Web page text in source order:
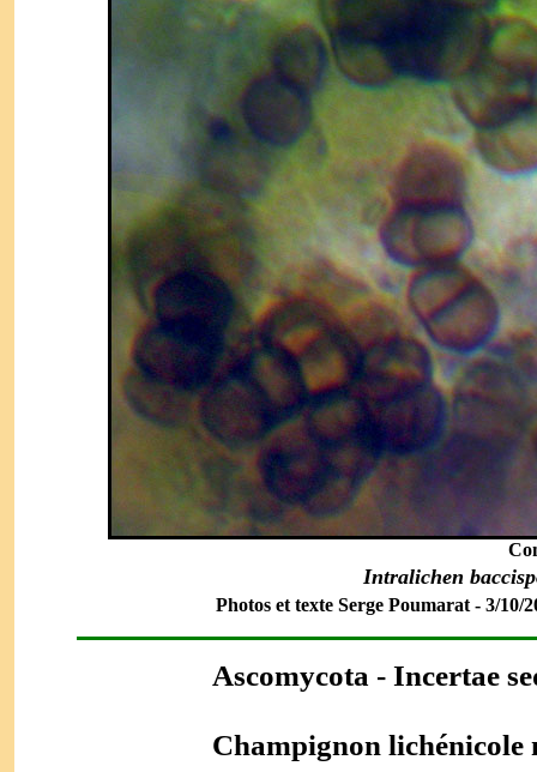
Intralichen
Photos et texte Serge Poumarat - 3/
Ascomycota - Incertae
Champignon lichénicole